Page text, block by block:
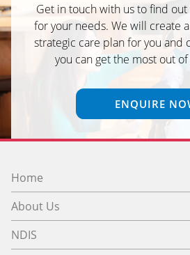
Get in touch with us to find
for your needs. We will create
strategic care plan for you and
you can get the most out
ENQUIRE
Home
About Us
NDIS